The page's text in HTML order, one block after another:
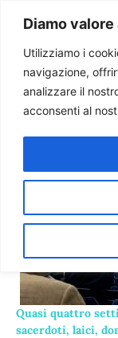
Diamo
Utilizziamo i
navigazione,
analizzare il
acconsenti al
Il
donne
Quasi quattro
sacerdoti, laici,